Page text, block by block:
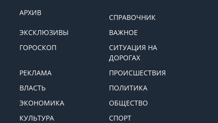
АРХИВ
СПРАВОЧНИК
ЭКСКЛЮЗИВЫ
ВАЖНОЕ
ГОРОСКОП
СИТУАЦИЯ НА
ДОРОГАХ
РЕКЛАМА
ПРОИСШЕСТВИЯ
ВЛАСТЬ
ПОЛИТИКА
ЭКОНОМИКА
ОБЩЕСТВО
КУЛЬТУРА
СПОРТ